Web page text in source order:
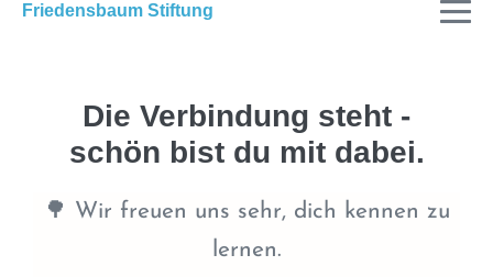
Friedensbaum Stiftung
Die Verbindung steht -
schön bist du mit dabei.
🌳 Wir freuen uns sehr, dich kennen zu
lernen.